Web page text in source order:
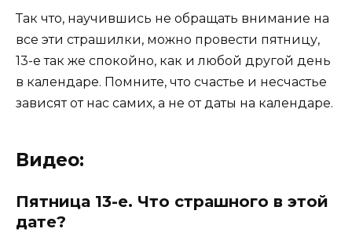
Так что, научившись не обращать внимание на
все эти страшилки, можно провести пятницу,
13-е так же спокойно, как и любой другой день
в календаре. Помните, что счастье и несчастье
зависят от нас самих, а не от даты на календаре.
Видео:
Пятница 13-е. Что страшного в этой
дате?